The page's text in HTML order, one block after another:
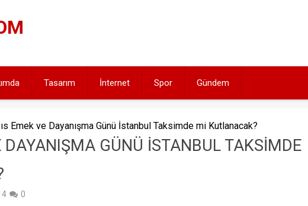
Tasarım İnternet Spor Gündem
Emek ve Dayanışma Günü İstanbul Taksimde mi Kutlanacak?
DAYANIŞMA GÜNÜ İSTANBUL TAKSIMDE
0